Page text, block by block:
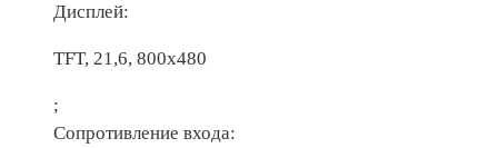
Дисплей:
TFT, 21,6, 800х480
;
Сопротивление входа: